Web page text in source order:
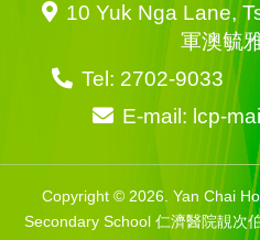
10 Yuk Nga Lane,
軍澳毓
Tel: 2702-9033
E-mail: lcp-
Copyright © 2026. Yan Chai
Secondary School 仁濟醫院靚次